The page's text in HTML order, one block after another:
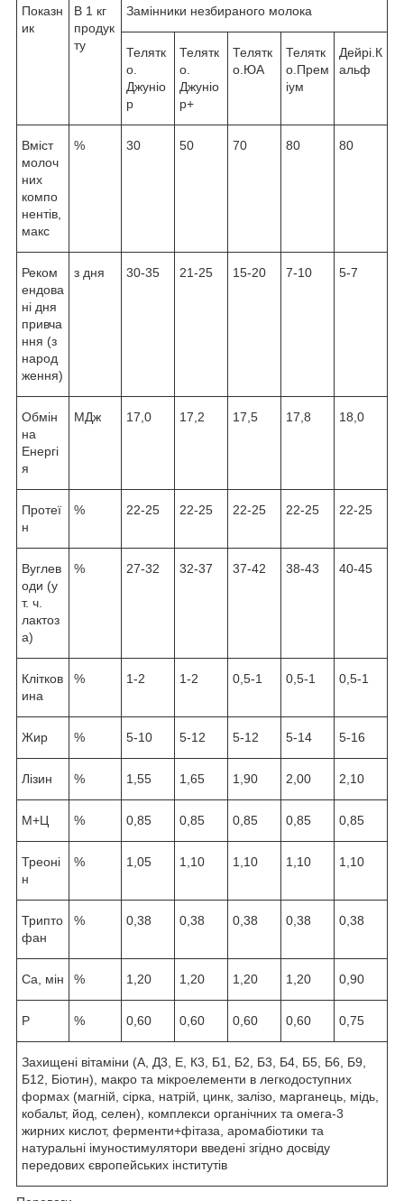
Показн
ик
В 1 кг
продук
ту
Замінники незбираного молока
Телятк
о.
Джуніо
р
Телятк
о.
Джуніо
р+
Телятк
о.ЮА
Телятк
о.Прем
іум
Дейрі.К
альф
Вміст
молоч
них
компо
нентів,
макс
% 30 50 70 80 80
Реком
ендова
ні дня
привча
ння (з
народ
ження)
з дня 30-35 21-25 15-20 7-10 5-7
Обмін
на
Енергі
я
МДж 17,0 17,2 17,5 17,8 18,0
Протеї
н
% 22-25 22-25 22-25 22-25 22-25
Вуглев
оди (у
т. ч.
лактоз
а)
% 27-32 32-37 37-42 38-43 40-45
Клітков
ина
% 1-2 1-2 0,5-1 0,5-1 0,5-1
Жир % 5-10 5-12 5-12 5-14 5-16
Лізин % 1,55 1,65 1,90 2,00 2,10
М+Ц % 0,85 0,85 0,85 0,85 0,85
Треоні
н
% 1,05 1,10 1,10 1,10 1,10
Трипто
фан
% 0,38 0,38 0,38 0,38 0,38
Са, мін % 1,20 1,20 1,20 1,20 0,90
Р % 0,60 0,60 0,60 0,60 0,75
Захищені вітаміни (А, Д3, Е, К3, Б1, Б2, Б3, Б4, Б5, Б6, Б9,
Б12, Біотин), макро та мікроелементи в легкодоступних
формах (магній, сірка, натрій, цинк, залізо, марганець, мідь,
кобальт, йод, селен), комплекси органічних та омега-3
жирних кислот, ферменти+фітаза, аромабіотики та
натуральні імуностимулятори введені згідно досвіду
передових європейських інститутів